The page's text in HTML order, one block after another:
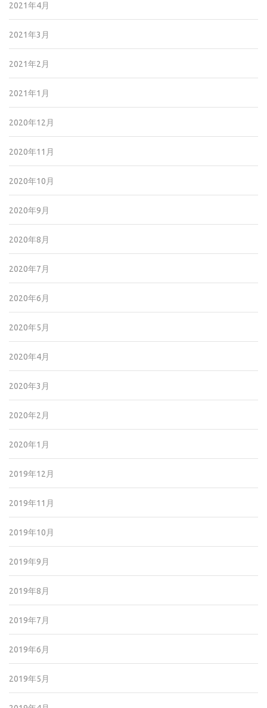
2021年4月
2021年3月
2021年2月
2021年1月
2020年12月
2020年11月
2020年10月
2020年9月
2020年8月
2020年7月
2020年6月
2020年5月
2020年4月
2020年3月
2020年2月
2020年1月
2019年12月
2019年11月
2019年10月
2019年9月
2019年8月
2019年7月
2019年6月
2019年5月